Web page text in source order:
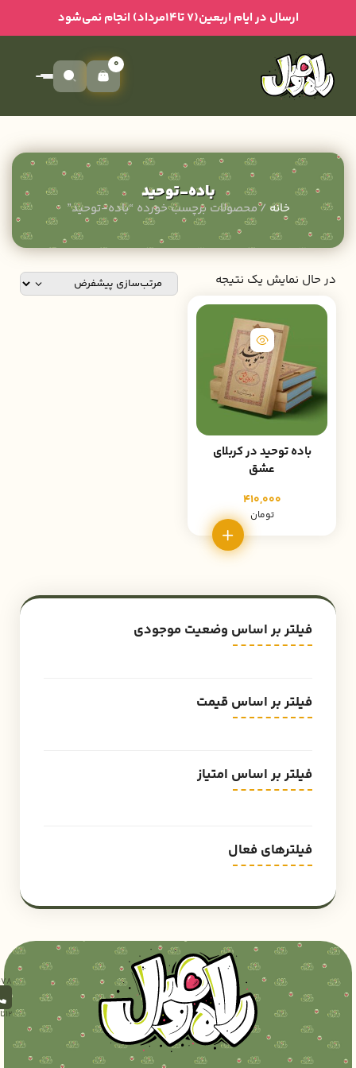
ارسال در ایام اربعین(۷ تا۱۴مرداد) انجام نمی‌شود
0
باده-توحید
خانه / محصولات برچسب خورده “باده-توحید”
فیلتر بر اساس وضعیت موجودی
فیلتر بر اساس قیمت
فیلتر بر اساس امتیاز
فیلترهای فعال
در حال نمایش یک نتیجه
باده توحید در کربلای
عشق
410,000
تومان
12تا18)